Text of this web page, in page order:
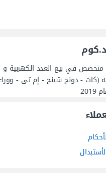
متخصص في بيع العدد الكهربية
(كات - دونج شينج - إم تي -